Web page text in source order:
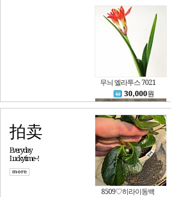
무늬 엘라투스 7021
30,000원
망종화(대품)-노지월동
60,000원
拍卖
Everyday
Luckytime~!
8509♡히라이동백